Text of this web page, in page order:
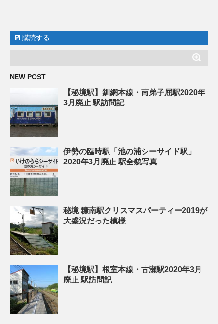
購読する
NEW POST
【秘境駅】釧網本線・南弟子屈駅2020年
3月廃止 駅訪問記
伊勢の臨時駅「池の浦シーサイド駅」
2020年3月廃止 駅全貌写真
秘境 糠南駅クリスマスパーティー2019が
大盛況だった模様
【秘境駅】根室本線・古瀬駅2020年3月
廃止 駅訪問記